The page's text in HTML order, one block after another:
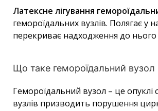
Латексне лігування
гемороїдальних вузлів. Полягає у
перекриває надходження до нього
Що таке гемороїдальний вузол
Гемороїдальний вузол – це
вузлів призводить порушення